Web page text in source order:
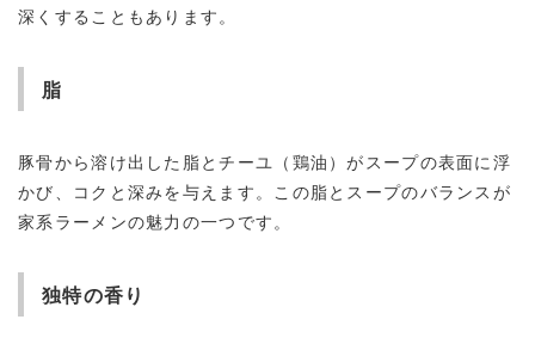
深くすることもあります。
脂
豚骨から溶け出した脂とチーユ（鶏油）がスープの表面に浮
かび、コクと深みを与えます。この脂とスープのバランスが
家系ラーメンの魅力の一つです。
独特の香り